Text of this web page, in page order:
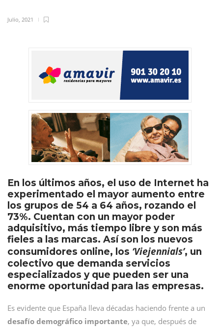
Julio, 2021
En los últimos años, el uso de Internet ha
experimentado el mayor aumento entre
los grupos de 54 a 64 años, rozando el
73%. Cuentan con un mayor poder
adquisitivo, más tiempo libre y son más
fieles a las marcas. Así son los nuevos
consumidores online, los ‘Viejennials’, un
colectivo que demanda servicios
especializados y que pueden ser una
enorme oportunidad para las empresas.
Es evidente que España lleva décadas haciendo frente a un
desafío demográfico importante, ya que, después de